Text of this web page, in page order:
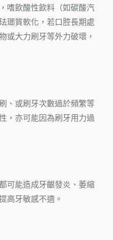
嗜飲酸性飲料（如碳酸汽
瑯質軟化，若口腔長期處
或大力刷牙等外力破壞，
、或刷牙次數過於頻繁等
，亦可能因為刷牙用力過
可能造成牙齦發炎、萎縮
高牙敏感不適。